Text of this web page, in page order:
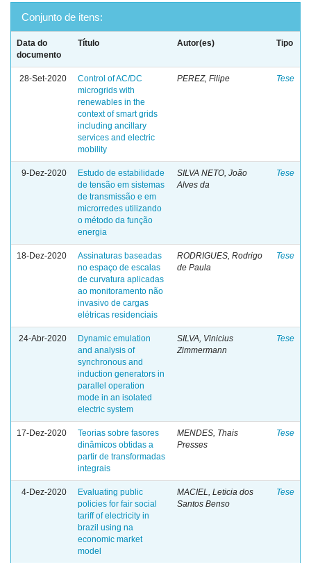
Conjunto de itens:
Data do
documento
Título Autor(es) Tipo
28-Set-2020
Control of AC/DC
microgrids with
renewables in the
context of smart grids
including ancillary
services and electric
mobility
PEREZ, Filipe Tese
9-Dez-2020
Estudo de estabilidade
de tensão em sistemas
de transmissão e em
microrredes utilizando
o método da função
energia
SILVA NETO, João
Alves da
Tese
18-Dez-2020
Assinaturas baseadas
no espaço de escalas
de curvatura aplicadas
ao monitoramento não
invasivo de cargas
elétricas residenciais
RODRIGUES, Rodrigo
de Paula
Tese
24-Abr-2020
Dynamic emulation
and analysis of
synchronous and
induction generators in
parallel operation
mode in an isolated
electric system
SILVA, Vinicius
Zimmermann
Tese
17-Dez-2020
Teorias sobre fasores
dinâmicos obtidas a
partir de transformadas
integrais
MENDES, Thais
Presses
Tese
4-Dez-2020
Evaluating public
policies for fair social
tariff of electricity in
brazil using na
economic market
model
MACIEL, Leticia dos
Santos Benso
Tese